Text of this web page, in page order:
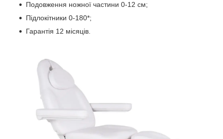
Подовження ножної частини 0-12 см;
Підлокітники 0-180*;
Гарантія 12 місяців.